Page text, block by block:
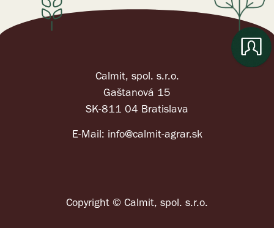
Calmit, spol. s.r.o.
Gaštanová 15
SK-811 04 Bratislava
E-Mail: info@calmit-agrar.sk
Copyright © Calmit, spol. s.r.o.